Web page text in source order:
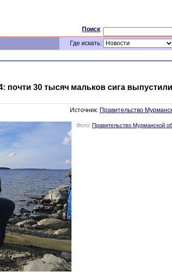
Поиск:
Где искать:
почти 30 тысяч мальков сига
Источник: Правительство
Фото: Правительство Мурманской